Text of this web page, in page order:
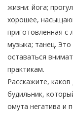
жизни: йога;
хорошее,
приготовленная
музыка; танец.
оставаться
практикам.
Расскажите,
будильник,
омута негатива и